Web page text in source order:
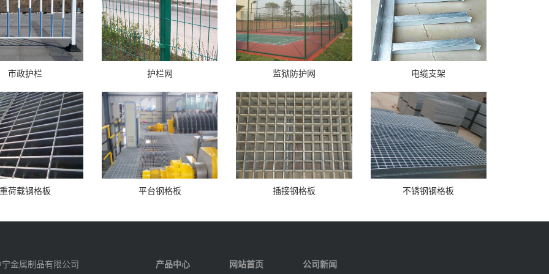
市政护栏 护栏网 监狱防护网 电缆支架
重荷载钢格板 平台钢格板 插接钢格板 不锈钢钢格板
金属制品有限公司 产品中心 网站首页 公司新闻